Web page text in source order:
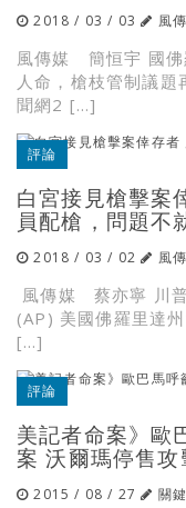
2018 / 03 / 03 風
風傳媒 簡恒宇 國佛
人命，槍枝管制議題
聞網2 […]
評論
白宮接見槍擊案
員配槍，問題不
2018 / 03 / 02 風
風傳媒 蔡亦寧 川普
(AP) 美國佛羅里達
[…]
評論
美記者命案》歐
案 沃爾瑪停售攻
2015 / 08 / 27 關